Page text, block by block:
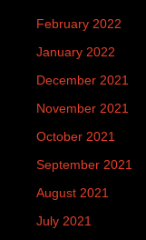
February 2022
January 2022
December 2021
November 2021
October 2021
September 2021
August 2021
July 2021